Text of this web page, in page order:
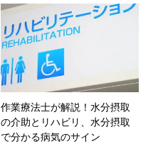
作業療法士が解説！水分摂取
の介助とリハビリ、水分摂取
で分かる病気のサイン